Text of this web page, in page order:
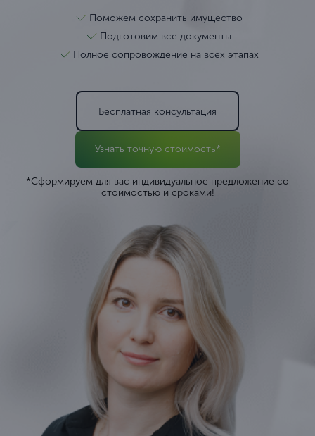
Поможем сохранить имущество
Подготовим все документы
Полное сопровождение на всех этапах
Бесплатная консультация
Узнать точную стоимость*
*Сформируем для вас индивидуальное предложение со
стоимостью и сроками!